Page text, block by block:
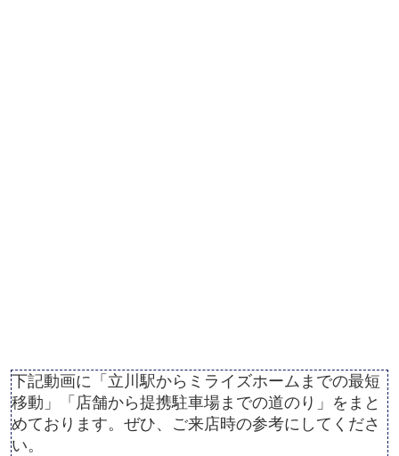
下記動画に「立川駅からミライズホームまでの最短
移動」「店舗から提携駐車場までの道のり」をまと
めております。ぜひ、ご来店時の参考にしてくださ
い。